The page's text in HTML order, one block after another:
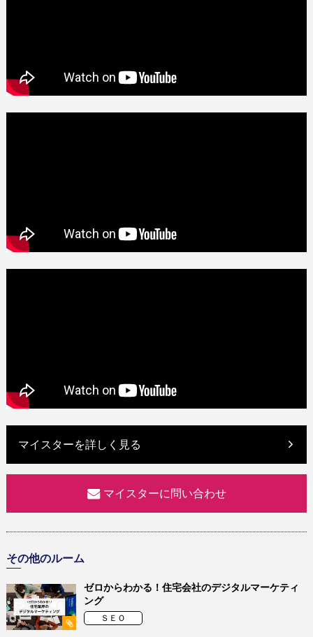
マイスターを詳しく見る
マイスターに問い合わせ
その他のルーム
ゼロからわかる！住宅会社のデジタルマーケティ
ング
ＳＥＯ